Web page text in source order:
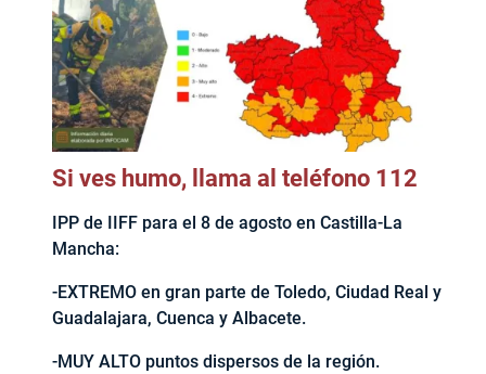
Si ves humo, llama al teléfono 112
IPP de IIFF para el 8 de agosto en Castilla-La
Mancha:
-EXTREMO en gran parte de Toledo, Ciudad Real y
Guadalajara, Cuenca y Albacete.
-MUY ALTO puntos dispersos de la región.